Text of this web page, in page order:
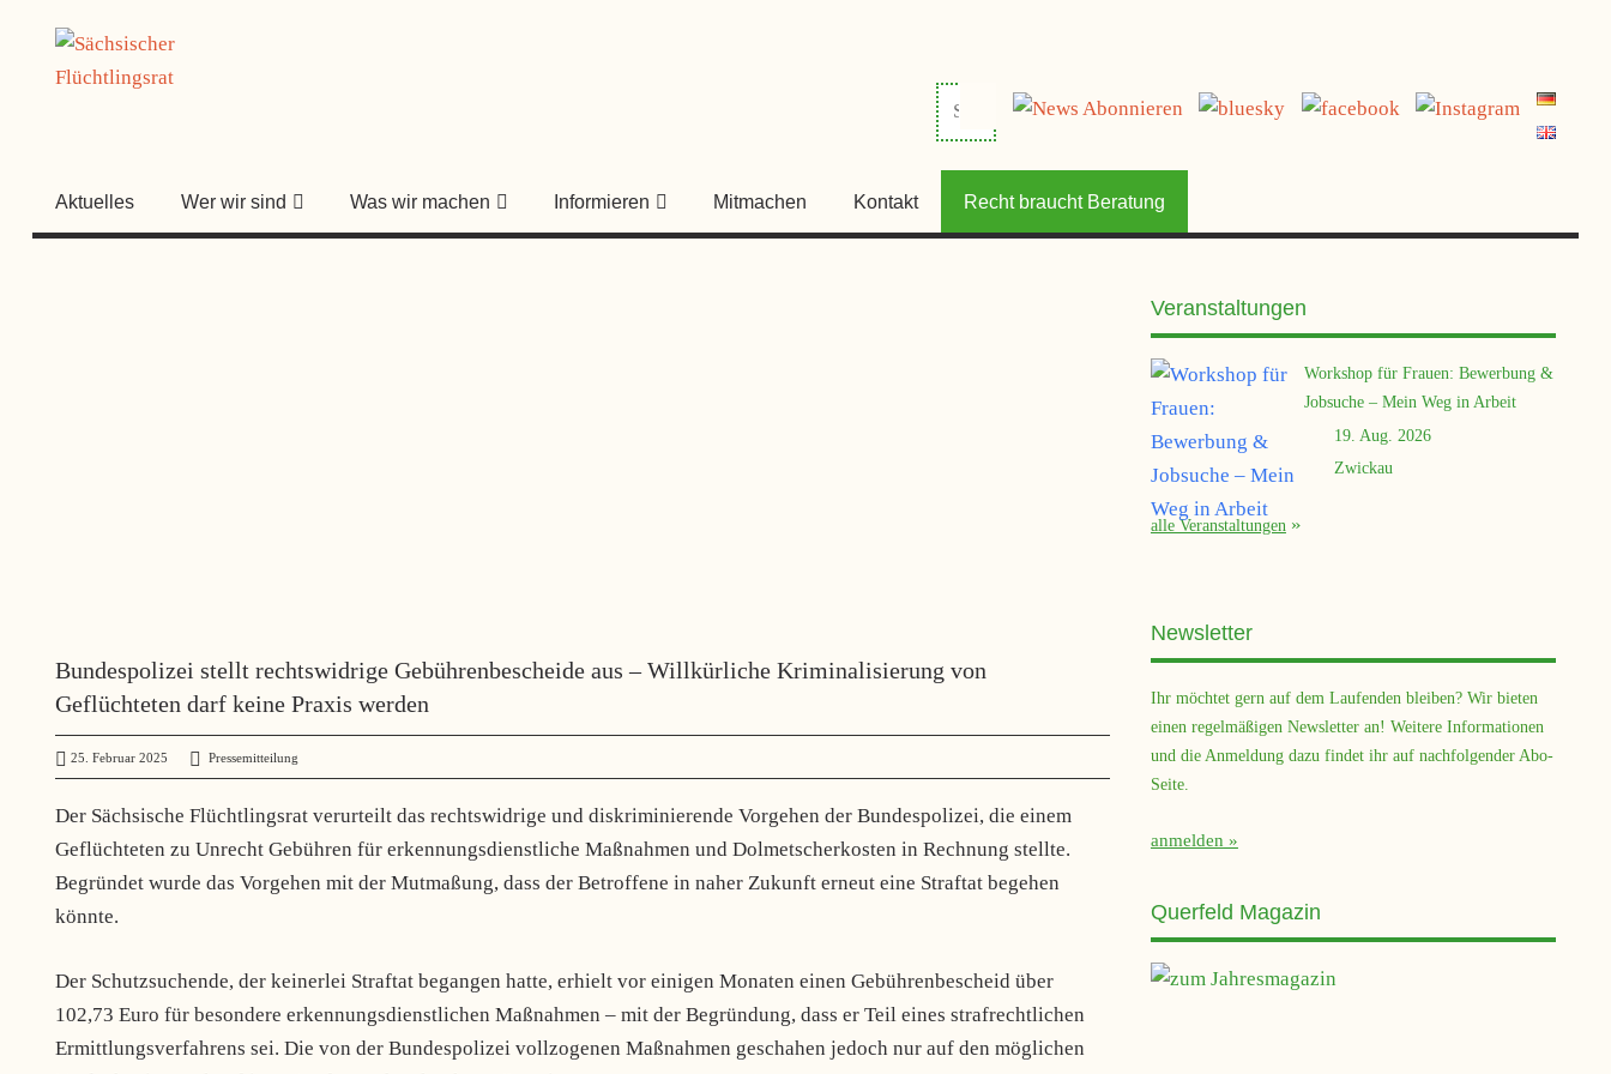
springen
Aktuelles Wer wir sind Was wir machen Informieren Mitmachen Kontakt Recht braucht Beratung
Bundespolizei stellt rechtswidrige Gebührenbescheide aus – Willkürliche Kriminalisierung von
Geflüchteten darf keine Praxis werden
25. Februar 2025 administrator
Pressemitteilung
Der Sächsische Flüchtlingsrat verurteilt das rechtswidrige und diskriminierende Vorgehen der Bundespolizei, die einem
Geflüchteten zu Unrecht Gebühren für erkennungsdienstliche Maßnahmen und Dolmetscherkosten in Rechnung stellte.
Begründet wurde das Vorgehen mit der Mutmaßung, dass der Betroffene in naher Zukunft erneut eine Straftat begehen
könnte.
Der Schutzsuchende, der keinerlei Straftat begangen hatte, erhielt vor einigen Monaten einen Gebührenbescheid über
102,73 Euro für besondere erkennungsdienstlichen Maßnahmen – mit der Begründung, dass er Teil eines strafrechtlichen
Ermittlungsverfahrens sei. Die von der Bundespolizei vollzogenen Maßnahmen geschahen jedoch nur auf den möglichen
Veranstaltungen
Workshop für Frauen: Bewerbung &
Jobsuche – Mein Weg in Arbeit
19. Aug. 2026
Zwickau
alle Veranstaltungen
Newsletter
Ihr möchtet gern auf dem Laufenden bleiben? Wir bieten
einen regelmäßigen Newsletter an! Weitere Informationen
und die Anmeldung dazu findet ihr auf nachfolgender Abo-
Seite.
anmelden
Querfeld Magazin